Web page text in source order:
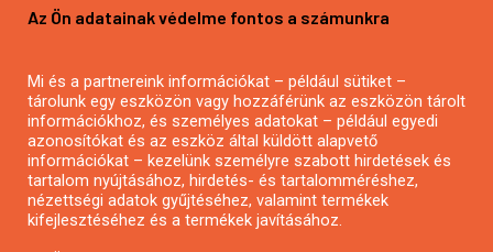
Mezőgazdasági pályázatírás
Pályázatírás civil szervezeteknek
Pályázatírás önkormányzatoknak
Pályázatfigyelés
Specifikus pályázatfigyelés vagy hírlevél
Az Ön adatainak védelme fontos a számunkra
Mi és a partnereink információkat – például sütiket –
tárolunk egy eszközön vagy hozzáférünk az eszközön tárolt
információkhoz, és személyes adatokat – például egyedi
azonosítókat és az eszköz által küldött alapvető
információkat – kezelünk személyre szabott hirdetések és
tartalom nyújtásához, hirdetés- és tartalomméréshez,
nézettségi adatok gyűjtéséhez, valamint termékek
kifejlesztéséhez és a termékek javításához.